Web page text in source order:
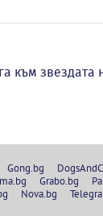
към звездата
Gong.bg
Grabo.bg
Nova.bg